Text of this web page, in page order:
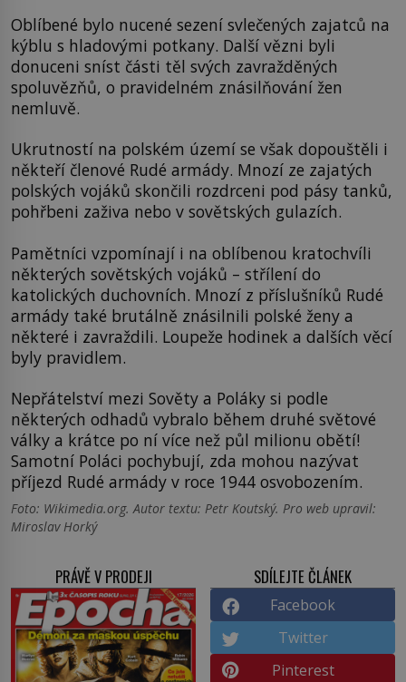
Oblíbené bylo nucené sezení svlečených zajatců na
kýblu s hladovými potkany. Další vězni byli
donuceni sníst části těl svých zavražděných
spoluvězňů, o pravidelném znásilňování žen
nemluvě.
Ukrutností na polském území se však dopouštěli i
někteří členové Rudé armády. Mnozí ze zajatých
polských vojáků skončili rozdrceni pod pásy tanků,
pohřbeni zaživa nebo v sovětských gulazích.
Pamětníci vzpomínají i na oblíbenou kratochvíli
některých sovětských vojáků – střílení do
katolických duchovních. Mnozí z příslušníků Rudé
armády také brutálně znásilnili polské ženy a
některé i zavraždili. Loupeže hodinek a dalších věcí
byly pravidlem.
Nepřátelství mezi Sověty a Poláky si podle
některých odhadů vybralo během druhé světové
války a krátce po ní více než půl milionu obětí!
Samotní Poláci pochybují, zda mohou nazývat
příjezd Rudé armády v roce 1944 osvobozením.
Foto: Wikimedia.org. Autor textu: Petr Koutský. Pro web upravil:
Miroslav Horký
PRÁVĚ V PRODEJI SDÍLEJTE ČLÁNEK
Facebook
Twitter
Pinterest